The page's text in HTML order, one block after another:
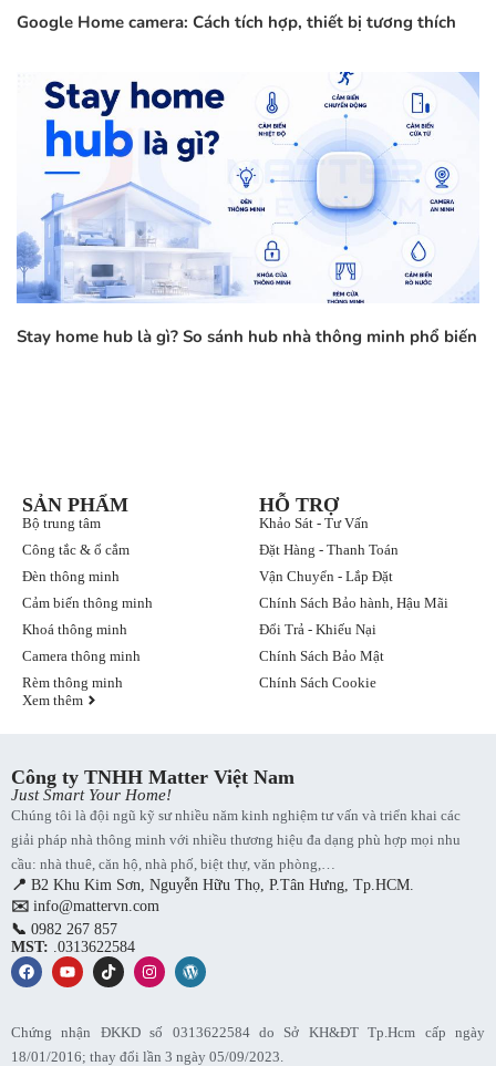
Google Home camera: Cách tích hợp, thiết bị tương thích
Stay home hub là gì? So sánh hub nhà thông minh phổ biến
HỖ TRỢ
Khảo Sát - Tư Vấn
Đặt Hàng - Thanh Toán
Vận Chuyển - Lắp Đặt
Chính Sách Bảo hành, Hậu Mãi
Đổi Trả - Khiếu Nại
Chính Sách Bảo Mật
Chính Sách Cookie
SẢN PHẨM
Bộ trung tâm
Công tắc & ổ cắm
Đèn thông minh
Cảm biến thông minh
Khoá thông minh
Camera thông minh
Rèm thông minh
Xem thêm
Công ty TNHH Matter Việt Nam
Just Smart Your Home!
Chúng tôi là đội ngũ kỹ sư nhiều năm kinh nghiệm tư vấn và triển khai các
giải pháp nhà thông minh với nhiều thương hiệu đa dạng phù hợp mọi nhu
cầu: nhà thuê, căn hộ, nhà phố, biệt thự, văn phòng,…
📍 B2 Khu Kim Sơn, Nguyễn Hữu Thọ, P.Tân Hưng, Tp.HCM.
✉️ info@mattervn.com
📞 0982 267 857
MST: .0313622584
Chứng nhận ĐKKD số 0313622584 do Sở KH&ĐT Tp.Hcm cấp ngày
18/01/2016; thay đổi lần 3 ngày 05/09/2023.